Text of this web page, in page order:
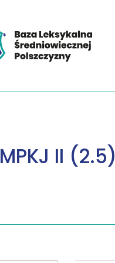
MPKJ II (2.5)